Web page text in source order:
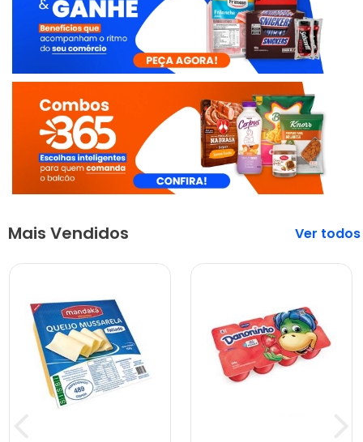
Mais Vendidos